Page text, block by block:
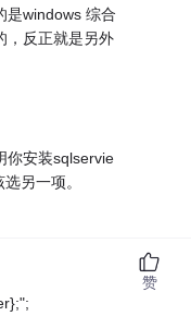
是windows 综合
，反正就是另外
你安装sqlservie
另一项。
赞